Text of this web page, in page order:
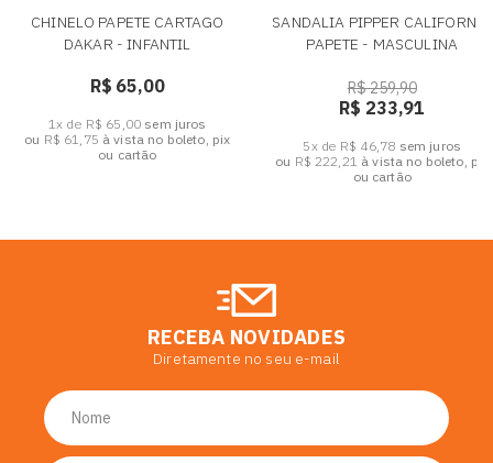
CHINELO PAPETE CARTAGO
DAKAR - INFANTIL
R$ 65,00
1x de R$ 65,00 sem juros
ou R$ 61,75 à vista no boleto, pix
ou cartão
SANDALIA PIPPER CALIFORNIA
PAPETE - MASCULINA
R$ 259,90
R$ 233,91
5x de R$ 46,78 sem juros
ou R$ 222,21 à vista no boleto, pix
ou cartão
RECEBA NOVIDADES
Diretamente no seu e-mail